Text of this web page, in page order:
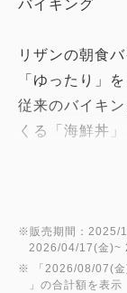
バイキング
リザンの朝食
「ゆったり」
従来のバイキ
くる「海鮮丼
具材をお好き
リザンの朝食
－－－－－－
※販売期間：2025/
2026/04/17(金)~
※ 「 2026/08/07(
」の合計額を表示